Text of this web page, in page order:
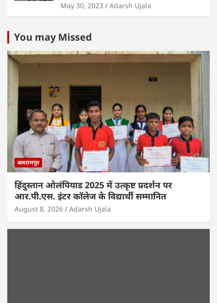
May 30, 2023 Adarsh Ujala
You may Missed
बलरामपुर
हिंदुस्तान ओलंपियाड 2025 में उत्कृष्ट प्रदर्शन पर
आर.पी.एस. इंटर कॉलेज के विद्यार्थी सम्मानित
August 8, 2026 Adarsh Ujala